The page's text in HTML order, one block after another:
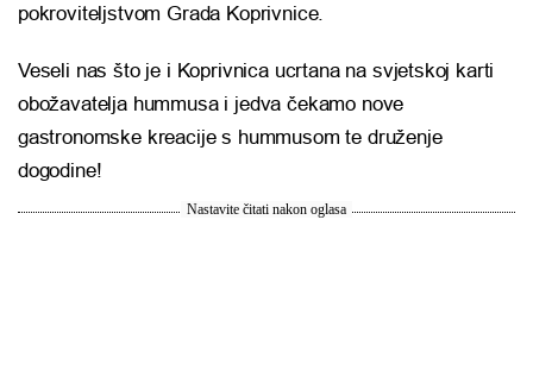
pokroviteljstvom Grada Koprivnice.
Veseli nas što je i Koprivnica ucrtana na svjetskoj karti
obožavatelja hummusa i jedva čekamo nove
gastronomske kreacije s hummusom te druženje
dogodine!
Nastavite čitati nakon oglasa